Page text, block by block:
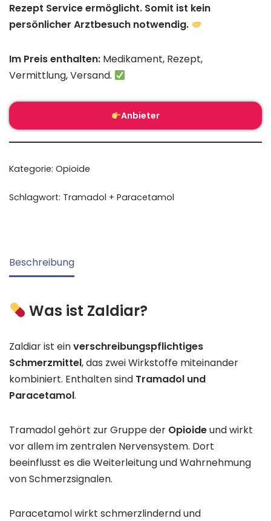
Rezept Service ermöglicht. Somit ist kein
persönlicher Arztbesuch notwendig.
Im Preis enthalten: Medikament, Rezept,
Vermittlung, Versand.
Anbieter
Kategorie: Opioide
Schlagwort: Tramadol + Paracetamol
Beschreibung
Was ist Zaldiar?
Zaldiar ist einverschreibungspflichtiges
Schmerzmittel, das zwei Wirkstoffe miteinander
kombiniert. Enthalten sind Tramadol und
Paracetamol.
Tramadol gehört zur Gruppe der Opioideund wirkt
vor allem im zentralen Nervensystem. Dort
beeinflusst es die Weiterleitung und Wahrnehmung
von Schmerzsignalen.
Paracetamol wirkt schmerzlindernd und